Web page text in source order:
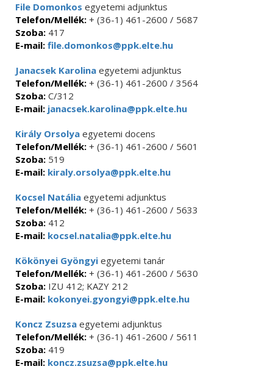
File Domonkos egyetemi adjunktus
Telefon/Mellék: + (36-1) 461-2600 / 5687
Szoba: 417
E-mail: file.domonkos@ppk.elte.hu
Janacsek Karolina egyetemi adjunktus
Telefon/Mellék: + (36-1) 461-2600 / 3564
Szoba: C/312
E-mail: janacsek.karolina@ppk.elte.hu
Király Orsolya egyetemi docens
Telefon/Mellék: + (36-1) 461-2600 / 5601
Szoba: 519
E-mail: kiraly.orsolya@ppk.elte.hu
Kocsel Natália egyetemi adjunktus
Telefon/Mellék: + (36-1) 461-2600 / 5633
Szoba: 412
E-mail: kocsel.natalia@ppk.elte.hu
Kökönyei Gyöngyi egyetemi tanár
Telefon/Mellék: + (36-1) 461-2600 / 5630
Szoba: IZU 412; KAZY 212
E-mail: kokonyei.gyongyi@ppk.elte.hu
Koncz Zsuzsa egyetemi adjunktus
Telefon/Mellék: + (36-1) 461-2600 / 5611
Szoba: 419
E-mail: koncz.zsuzsa@ppk.elte.hu